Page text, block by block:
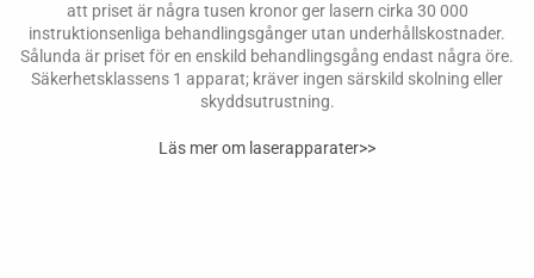
att priset är några tusen kronor ger lasern cirka 30 000
instruktionsenliga behandlingsgånger utan underhållskostnader.
Sålunda är priset för en enskild behandlingsgång endast några öre.
Säkerhetsklassens 1 apparat; kräver ingen särskild skolning eller
skyddsutrustning.
Läs mer om laserapparater>>